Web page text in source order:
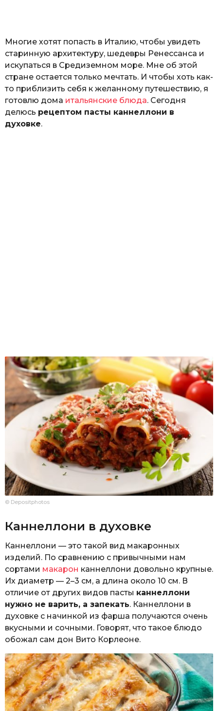
р
к
л
ю
к
Многие хотят попасть в Италию, чтобы увидеть
старинную архитектуру, шедевры Ренессанса и
искупаться в Средиземном море. Мне об этой
стране остается только мечтать. И чтобы хоть как-
то приблизить себя к желанному путешествию, я
готовлю дома итальянские блюда. Сегодня
делюсь рецептом пасты каннеллони в
духовке.
© Depositphotos
Каннеллони в духовке
Каннеллони — это такой вид макаронных
изделий. По сравнению с привычными нам
сортами макарон каннеллони довольно крупные.
Их диаметр — 2–3 см, а длина около 10 см. В
отличие от других видов пасты каннеллони
нужно не варить, а запекать. Каннеллони в
духовке с начинкой из фарша получаются очень
вкусными и сочными. Говорят, что такое блюдо
обожал сам дон Вито Корлеоне.